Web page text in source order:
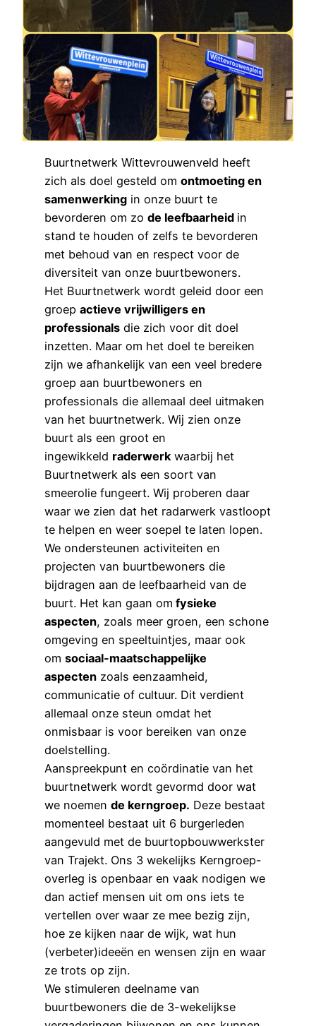
Buurtnetwerk Wittevrouwenveld heeft
zich als doel gesteld om ontmoeting en
samenwerkingin onze buurt te
bevorderen om zo de leefbaarheid in
stand te houden of zelfs te bevorderen
met behoud van en respect voor de
diversiteit van onze buurtbewoners.
Het Buurtnetwerk wordt geleid door een
groep actieve vrijwilligers en
professionalsdie zich voor dit doel
inzetten. Maar om het doel te bereiken
zijn we afhankelijk van een veel bredere
groep aan buurtbewoners en
professionals die allemaal deel uitmaken
van het buurtnetwerk. Wij zien onze
buurt als een groot en
ingewikkeld raderwerkwaarbij het
Buurtnetwerk als een soort van
smeerolie fungeert. Wij proberen daar
waar we zien dat het radarwerk vastloopt
te helpen en weer soepel te laten lopen.
We ondersteunen activiteiten en
projecten van buurtbewoners die
bijdragen aan de leefbaarheid van de
buurt. Het kan gaan om fysieke
aspecten, zoals meer groen, een schone
omgeving en speeltuintjes, maar ook
om sociaal-maatschappelijke
aspectenzoals eenzaamheid,
communicatie of cultuur. Dit verdient
allemaal onze steun omdat het
onmisbaar is voor bereiken van onze
doelstelling.
Aanspreekpunt en coördinatie van het
buurtnetwerk wordt gevormd door wat
we noemen de kerngroep. Deze bestaat
momenteel bestaat uit 6 burgerleden
aangevuld met de buurtopbouwwerkster
van Trajekt. Ons 3 wekelijks Kerngroep-
overleg is openbaar en vaak nodigen we
dan actief mensen uit om ons iets te
vertellen over waar ze mee bezig zijn,
hoe ze kijken naar de wijk, wat hun
(verbeter)ideeën en wensen zijn en waar
ze trots op zijn.
We stimuleren deelname van
buurtbewoners die de 3-wekelijkse